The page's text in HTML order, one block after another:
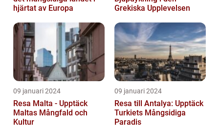
hjärtat av Europa
Grekiska Upplevelsen
09 januari 2024
Resa Malta - Upptäck
Maltas Mångfald och
Kultur
09 januari 2024
Resa till Antalya: Upptäck
Turkiets Mångsidiga
Paradis